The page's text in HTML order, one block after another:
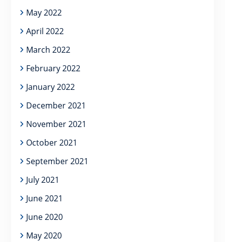
May 2022
April 2022
March 2022
February 2022
January 2022
December 2021
November 2021
October 2021
September 2021
July 2021
June 2021
June 2020
May 2020